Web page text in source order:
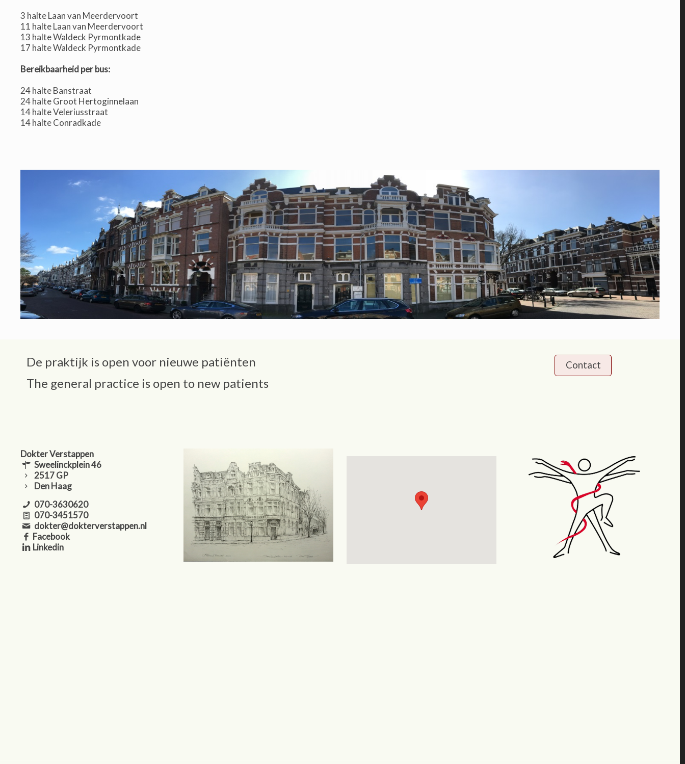
3 halte Laan van Meerdervoort
11 halte Laan van Meerdervoort
13 halte Waldeck Pyrmontkade
17 halte Waldeck Pyrmontkade
Bereikbaarheid per bus:
24 halte Banstraat
24 halte Groot Hertoginnelaan
14 halte Veleriusstraat
14 halte Conradkade
De praktijk is open voor nieuwe patiënten
The general practice is open to new patients
Contact
Dokter Verstappen
Sweelinckplein 46
2517 GP
Den Haag
070-3630620
070-3451570
dokter@dokterverstappen.nl
Facebook
Linkedin